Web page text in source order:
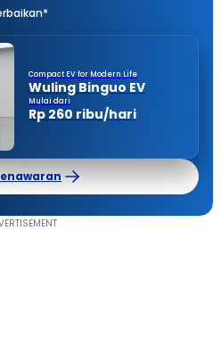
Compact EV for Modern Life
Wuling Binguo EV
Mulai dari
Rp 260 ribu/hari